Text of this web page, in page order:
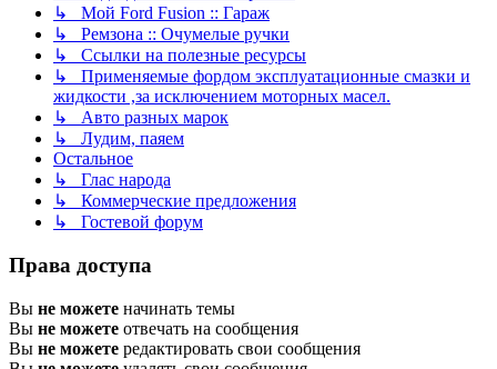
↳ Мой Ford Fusion :: Гараж
↳ Ремзона :: Очумелые ручки
↳ Ссылки на полезные ресурсы
↳ Применяемые фордом эксплуатационные смазки и
жидкости ,за исключением моторных масел.
↳ Авто разных марок
↳ Лудим, паяем
Остальное
↳ Глас народа
↳ Коммерческие предложения
↳ Гостевой форум
Права доступа
Вы не можете начинать темы
Вы не можете отвечать на сообщения
Вы не можете редактировать свои сообщения